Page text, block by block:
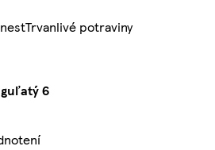
Trvanlivé potraviny
6